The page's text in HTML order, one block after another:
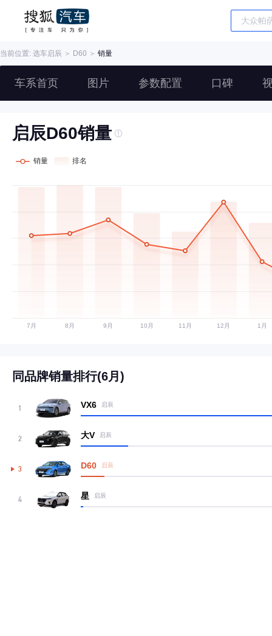
当前位置: 选车启辰 ＞ D60 ＞ 销量
车系首页 图片 参数配置 口碑
启辰D60销量
同品牌销量排行(6月)
1 VX6 启辰
2 大V 启辰
3 D60 启辰
4 星 启辰